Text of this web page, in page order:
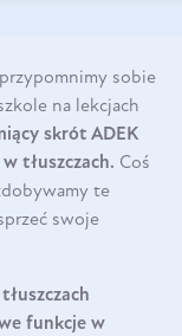
sobie
na lekcjach
skrót ADEK
tłuszczach. Coś
te
swoje
funkcje w